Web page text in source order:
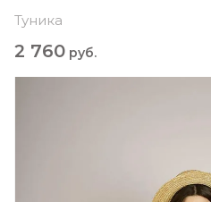
Туника
2 760 руб.